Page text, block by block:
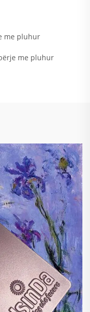
me pluhur
me pluhur